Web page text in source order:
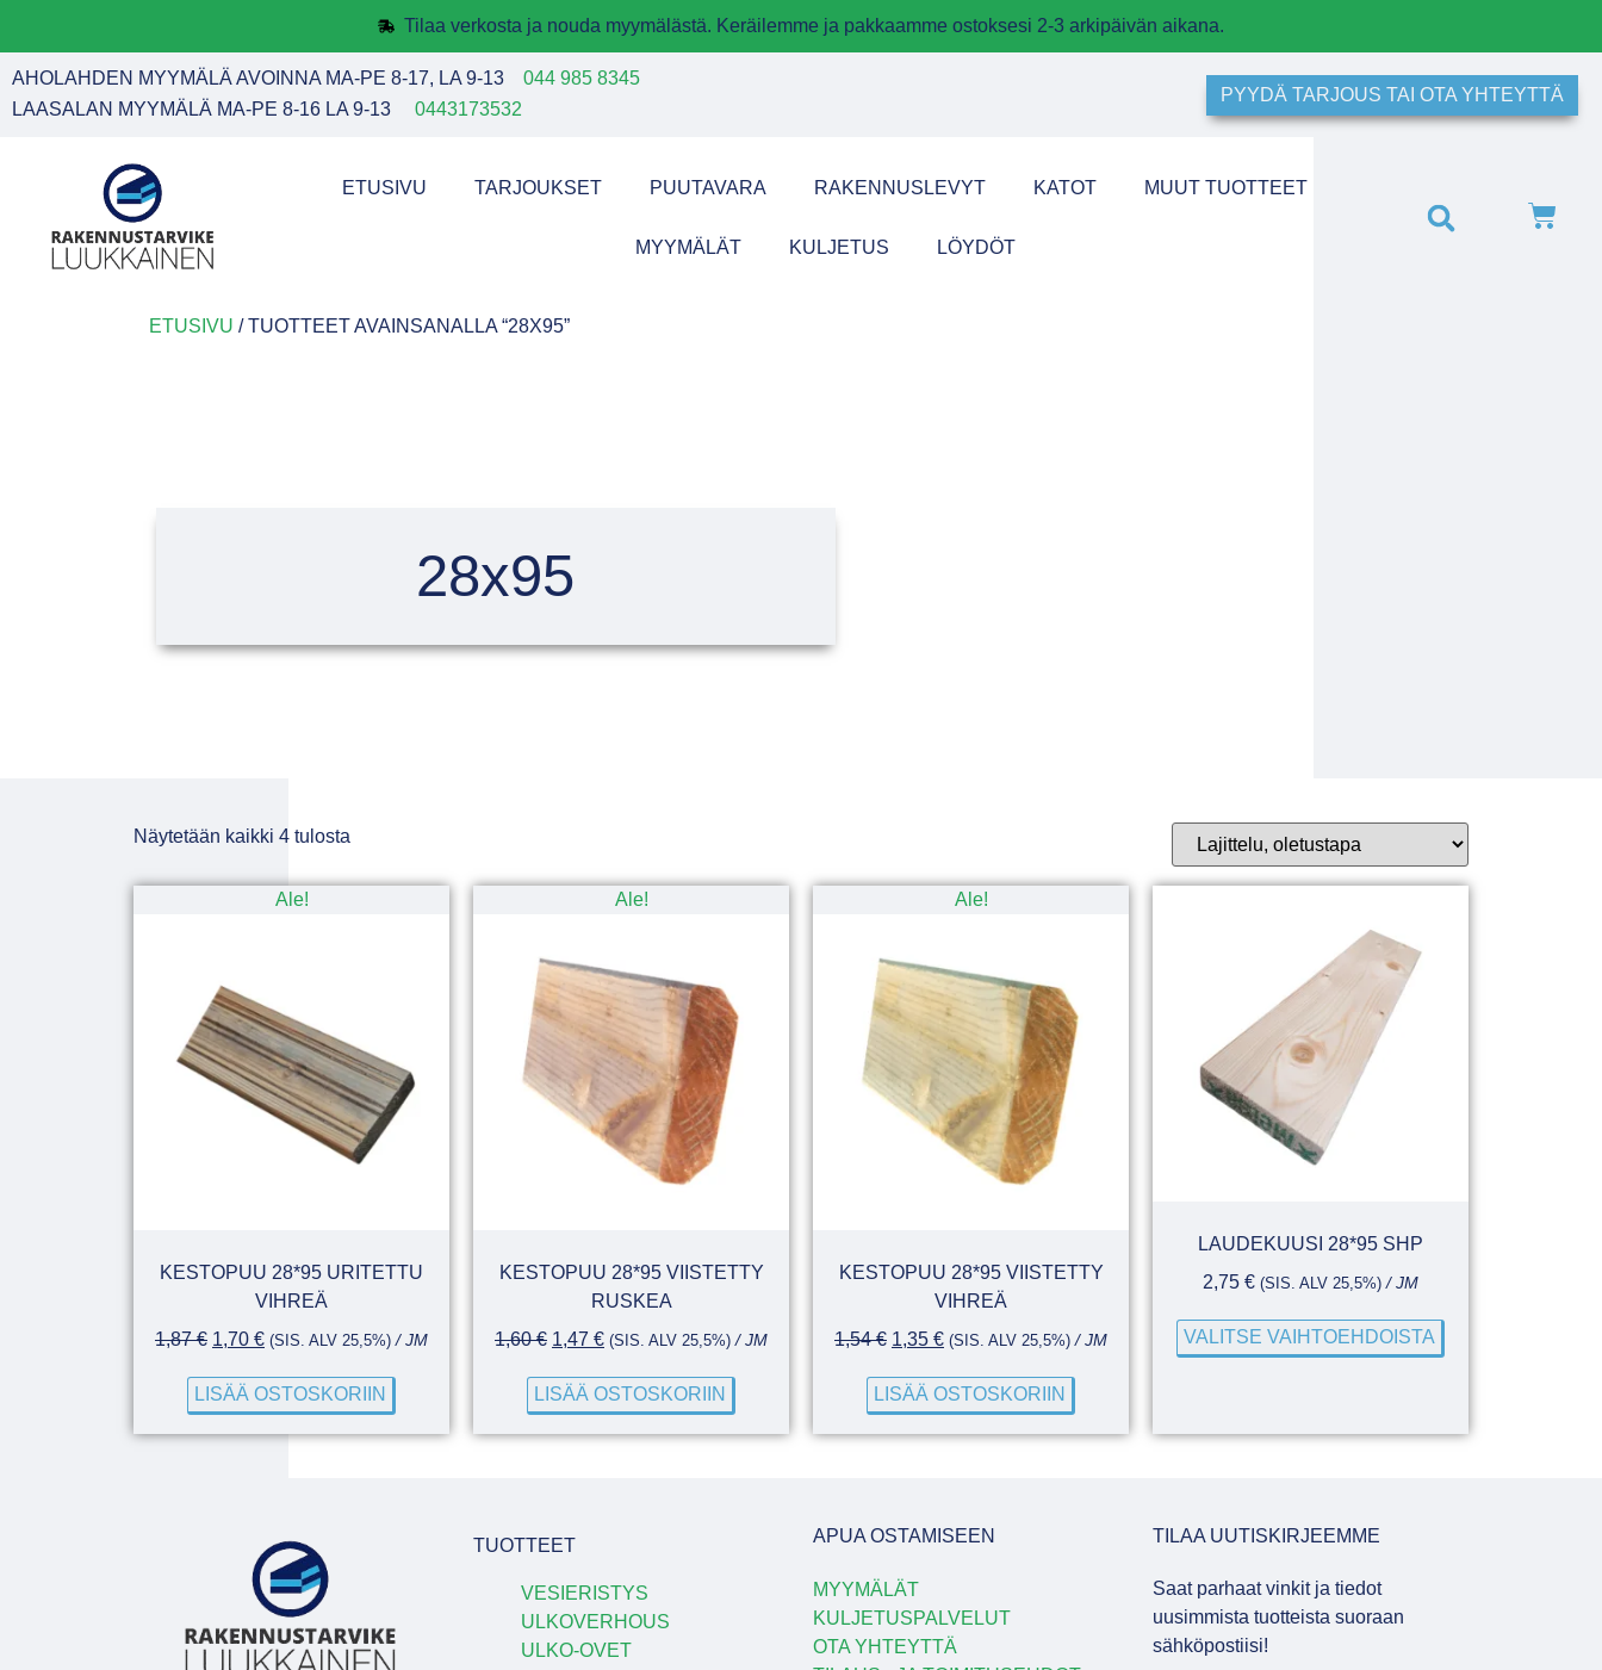
Tilaa verkosta ja nouda myymälästä. Keräilemme ja pakkaamme ostoksesi 2-3 arkipäivän aikana.
AHOLAHDEN MYYMÄLÄ AVOINNA MA-PE 8-17, LA 9-13 044 985 8345
LAASALAN MYYMÄLÄ MA-PE 8-16 LA 9-13
0443173532
PYYDÄ TARJOUS TAI OTA YHTEYTTÄ
ETUSIVU TARJOUKSET PUUTAVARA RAKENNUSLEVYT KATOT MUUT TUOTTEET
MYYMÄLÄT KULJETUS LÖYDÖT
ETUSIVU / TUOTTEET AVAINSANALLA “28X95”
28x95
Näytetään kaikki 4 tulosta
Ale!
KESTOPUU 28*95 URITETTU
VIHREÄ
1,87€ 1,70 € (SIS. ALV 25,5%) / JM
LISÄÄ OSTOSKORIIN
Ale!
KESTOPUU 28*95 VIISTETTY
RUSKEA
1,60€ 1,47 € (SIS. ALV 25,5%) / JM
LISÄÄ OSTOSKORIIN
Ale!
KESTOPUU 28*95 VIISTETTY
VIHREÄ
1,54€ 1,35 € (SIS. ALV 25,5%) / JM
LISÄÄ OSTOSKORIIN
LAUDEKUUSI 28*95 SHP
2,75 € (SIS. ALV 25,5%) / JM
VALITSE VAIHTOEHDOISTA
TUOTTEET
VESIERISTYS
ULKOVERHOUS
ULKO-OVET
APUA OSTAMISEEN
MYYMÄLÄT
KULJETUSPALVELUT
OTA YHTEYTTÄ
TILAA UUTISKIRJEEMME
Saat parhaat vinkit ja tiedot
uusimmista tuotteista suoraan
sähköpostiisi!